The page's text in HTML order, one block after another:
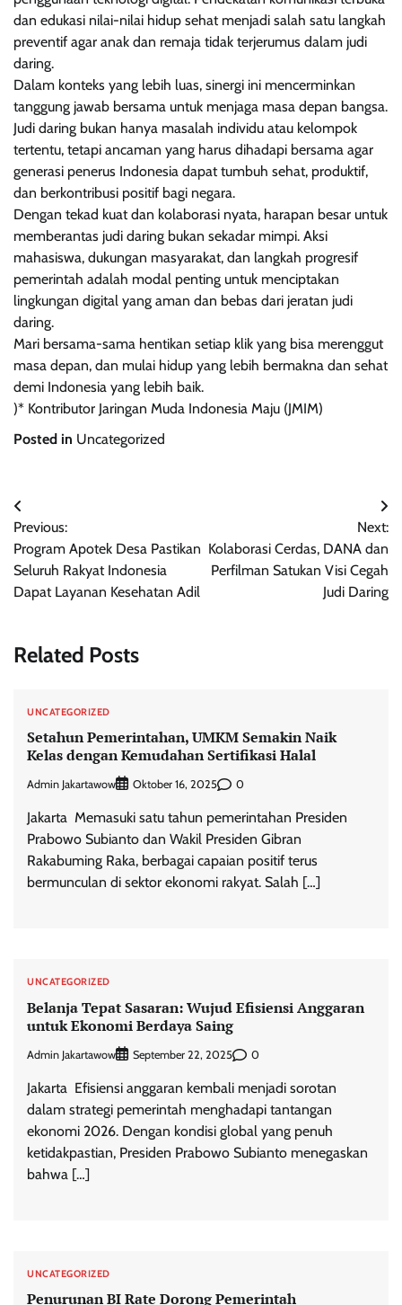
dan edukasi nilai-nilai hidup sehat menjadi salah satu langkah
preventif agar anak dan remaja tidak terjerumus dalam judi
daring.
Dalam konteks yang lebih luas, sinergi ini mencerminkan
tanggung jawab bersama untuk menjaga masa depan bangsa.
Judi daring bukan hanya masalah individu atau kelompok
tertentu, tetapi ancaman yang harus dihadapi bersama agar
generasi penerus Indonesia dapat tumbuh sehat, produktif,
dan berkontribusi positif bagi negara.
Dengan tekad kuat dan kolaborasi nyata, harapan besar untuk
memberantas judi daring bukan sekadar mimpi. Aksi
mahasiswa, dukungan masyarakat, dan langkah progresif
pemerintah adalah modal penting untuk menciptakan
lingkungan digital yang aman dan bebas dari jeratan judi
daring.
Mari bersama-sama hentikan setiap klik yang bisa merenggut
masa depan, dan mulai hidup yang lebih bermakna dan sehat
demi Indonesia yang lebih baik.
)* Kontributor Jaringan Muda Indonesia Maju (JMIM)
Posted in Uncategorized
Navigasi
pos
Previous:
Program Apotek Desa Pastikan
Seluruh Rakyat Indonesia
Dapat Layanan Kesehatan Adil
Next:
Kolaborasi Cerdas, DANA dan
Perfilman Satukan Visi Cegah
Judi Daring
Related Posts
UNCATEGORIZED
Setahun Pemerintahan, UMKM Semakin Naik
Kelas dengan Kemudahan Sertifikasi Halal
Admin Jakartawow Oktober 16, 2025 0
Jakarta  Memasuki satu tahun pemerintahan Presiden
Prabowo Subianto dan Wakil Presiden Gibran
Rakabuming Raka, berbagai capaian positif terus
bermunculan di sektor ekonomi rakyat. Salah […]
UNCATEGORIZED
Belanja Tepat Sasaran: Wujud Efisiensi Anggaran
untuk Ekonomi Berdaya Saing
Admin Jakartawow September 22, 2025 0
Jakarta  Efisiensi anggaran kembali menjadi sorotan
dalam strategi pemerintah menghadapi tantangan
ekonomi 2026. Dengan kondisi global yang penuh
ketidakpastian, Presiden Prabowo Subianto menegaskan
bahwa […]
UNCATEGORIZED
Penurunan BI Rate Dorong Pemerintah